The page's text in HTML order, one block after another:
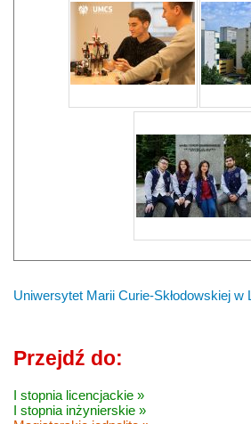
Uniwersytet Marii Curie-Skłodowskiej w
Przejdź do:
I stopnia licencjackie »
I stopnia inżynierskie »